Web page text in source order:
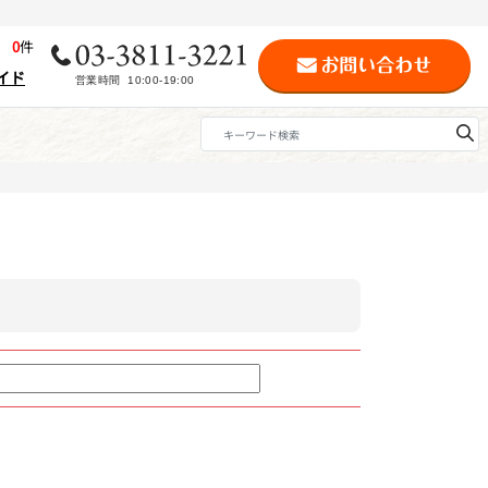
0件
ド